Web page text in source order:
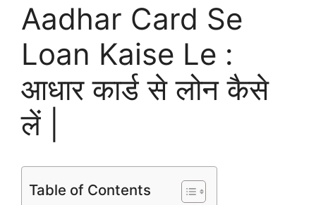
Aadhar Card Se
Loan Kaise Le :
आधार कार्ड से लोन कैसे
लें |
Table of Contents